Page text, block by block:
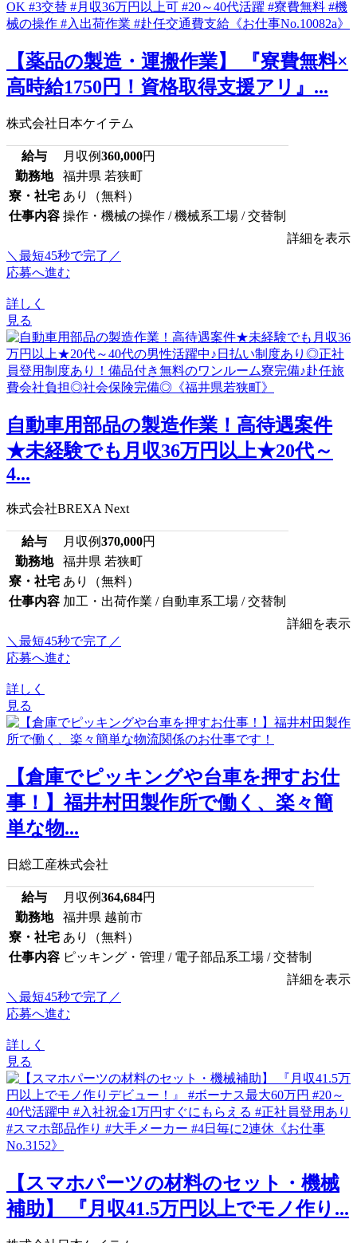
【薬品の製造・運搬作業】 『寮費無料×
高時給1750円！資格取得支援アリ』...
株式会社日本ケイテム
給与 月収例360,000円
勤務地
福井県 若狭町
寮・社宅 あり（無料）
仕事内容 操作・機械の操作 / 機械系工場 / 交替制
詳細を表示
＼最短45秒で完了／
応募へ進む
詳しく
見る
自動車用部品の製造作業！高待遇案件
★未経験でも月収36万円以上★20代～
4...
株式会社BREXA Next
給与 月収例370,000円
勤務地
福井県 若狭町
寮・社宅 あり（無料）
仕事内容 加工・出荷作業 / 自動車系工場 / 交替制
詳細を表示
＼最短45秒で完了／
応募へ進む
詳しく
見る
【倉庫でピッキングや台車を押すお仕
事！】福井村田製作所で働く、楽々簡
単な物...
日総工産株式会社
給与 月収例364,684円
勤務地
福井県 越前市
寮・社宅 あり（無料）
仕事内容 ピッキング・管理 / 電子部品系工場 / 交替制
詳細を表示
＼最短45秒で完了／
応募へ進む
詳しく
見る
【スマホパーツの材料のセット・機械
補助】 『月収41.5万円以上でモノ作り...